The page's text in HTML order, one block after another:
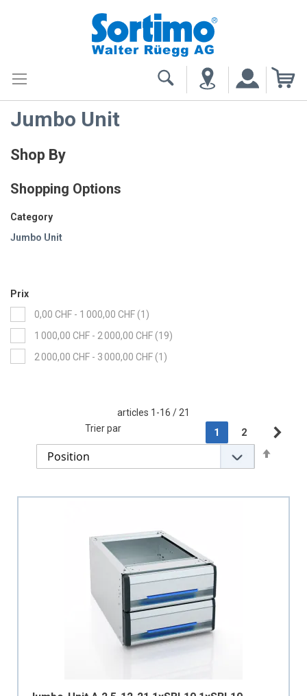
Jumbo Unit
articles 1 -16 /21
PageYou're currently
1 Page
2
Trier par
Shop By
Shopping Options
Category
Jumbo Unit
Prix
0,00 CHF - 1 000,00 CHF 1 item
1 000,00 CHF - 2 000,00 CHF 19items
2 000,00 CHF - 3 000,00 CHF 1item